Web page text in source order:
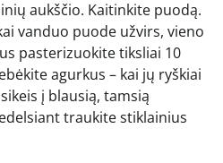
aukščio. Kaitinkite puodą.
vanduo puode užvirs, vieno
pasterizuokite tiksliai 10
agurkus – kai jų ryškiai
į blausią, tamsią
traukite stiklainius